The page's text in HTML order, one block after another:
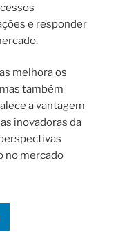
e responder
melhora os
também
a vantagem
inovadoras da
no mercado